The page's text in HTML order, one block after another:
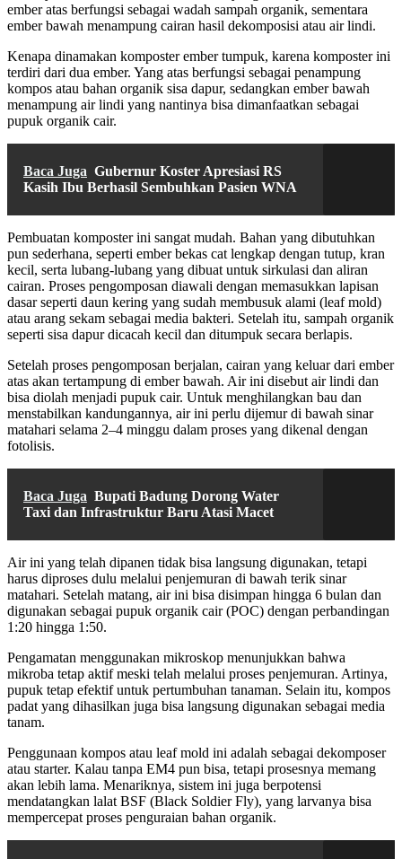
ember atas berfungsi sebagai wadah sampah organik, sementara
ember bawah menampung cairan hasil dekomposisi atau air lindi.
Kenapa dinamakan komposter ember tumpuk, karena komposter ini
terdiri dari dua ember. Yang atas berfungsi sebagai penampung
kompos atau bahan organik sisa dapur, sedangkan ember bawah
menampung air lindi yang nantinya bisa dimanfaatkan sebagai
pupuk organik cair.
Baca Juga Gubernur Koster Apresiasi RS
Kasih Ibu Berhasil Sembuhkan Pasien WNA
Pembuatan komposter ini sangat mudah. Bahan yang dibutuhkan
pun sederhana, seperti ember bekas cat lengkap dengan tutup, kran
kecil, serta lubang-lubang yang dibuat untuk sirkulasi dan aliran
cairan. Proses pengomposan diawali dengan memasukkan lapisan
dasar seperti daun kering yang sudah membusuk alami (leaf mold)
atau arang sekam sebagai media bakteri. Setelah itu, sampah organik
seperti sisa dapur dicacah kecil dan ditumpuk secara berlapis.
Setelah proses pengomposan berjalan, cairan yang keluar dari ember
atas akan tertampung di ember bawah. Air ini disebut air lindi dan
bisa diolah menjadi pupuk cair. Untuk menghilangkan bau dan
menstabilkan kandungannya, air ini perlu dijemur di bawah sinar
matahari selama 2–4 minggu dalam proses yang dikenal dengan
fotolisis.
Baca Juga Bupati Badung Dorong Water
Taxi dan Infrastruktur Baru Atasi Macet
Air ini yang telah dipanen tidak bisa langsung digunakan, tetapi
harus diproses dulu melalui penjemuran di bawah terik sinar
matahari. Setelah matang, air ini bisa disimpan hingga 6 bulan dan
digunakan sebagai pupuk organik cair (POC) dengan perbandingan
1:20 hingga 1:50.
Pengamatan menggunakan mikroskop menunjukkan bahwa
mikroba tetap aktif meski telah melalui proses penjemuran. Artinya,
pupuk tetap efektif untuk pertumbuhan tanaman. Selain itu, kompos
padat yang dihasilkan juga bisa langsung digunakan sebagai media
tanam.
Penggunaan kompos atau leaf mold ini adalah sebagai dekomposer
atau starter. Kalau tanpa EM4 pun bisa, tetapi prosesnya memang
akan lebih lama. Menariknya, sistem ini juga berpotensi
mendatangkan lalat BSF (Black Soldier Fly), yang larvanya bisa
mempercepat proses penguraian bahan organik.